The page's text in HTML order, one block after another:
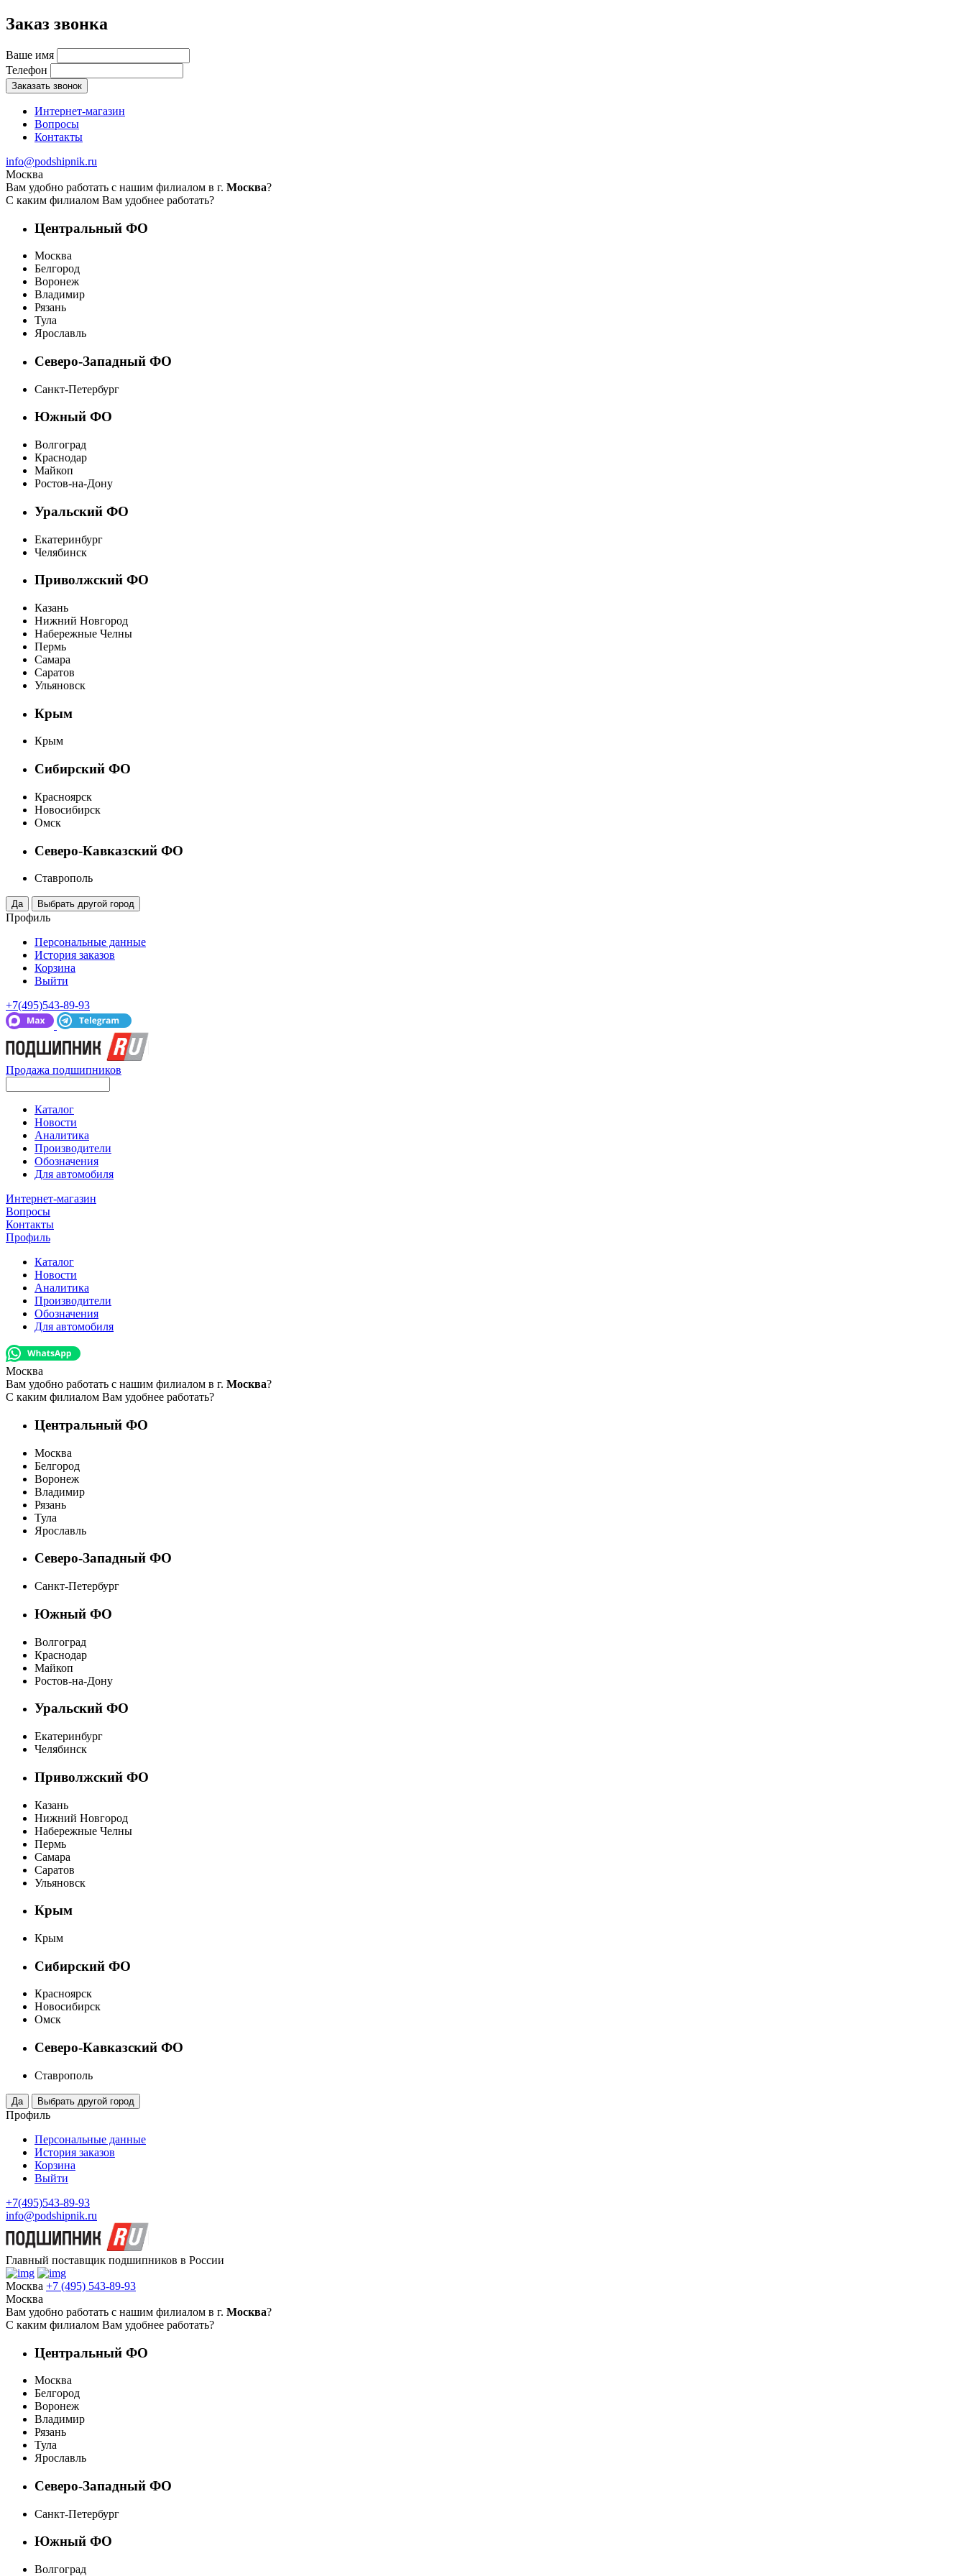
Заказ звонка
Ваше имя
Телефон
Заказать звонок
Интернет-магазин
Вопросы
Контакты
info@podshipnik.ru
Москва
Вам удобно работать с нашим филиалом в г. Москва?
С каким филиалом Вам удобнее работать?
Центральный ФО
Москва
Белгород
Воронеж
Владимир
Рязань
Тула
Ярославль
Северо-Западный ФО
Санкт-Петербург
Южный ФО
Волгоград
Краснодар
Майкоп
Ростов-на-Дону
Уральский ФО
Екатеринбург
Челябинск
Приволжский ФО
Казань
Нижний Новгород
Набережные Челны
Пермь
Самара
Саратов
Ульяновск
Крым
Крым
Сибирский ФО
Красноярск
Новосибирск
Омск
Северо-Кавказский ФО
Ставрополь
Профиль
Персональные данные
История заказов
Корзина
Выйти
+7(495)543-89-93
Продажа подшипников
Каталог
Новости
Аналитика
Производители
Обозначения
Для автомобиля
Интернет-магазин
Вопросы
Контакты
Профиль
Каталог
Новости
Аналитика
Производители
Обозначения
Для автомобиля
Москва
Вам удобно работать с нашим филиалом в г. Москва?
С каким филиалом Вам удобнее работать?
Центральный ФО
Москва
Белгород
Воронеж
Владимир
Рязань
Тула
Ярославль
Северо-Западный ФО
Санкт-Петербург
Южный ФО
Волгоград
Краснодар
Майкоп
Ростов-на-Дону
Уральский ФО
Екатеринбург
Челябинск
Приволжский ФО
Казань
Нижний Новгород
Набережные Челны
Пермь
Самара
Саратов
Ульяновск
Крым
Крым
Сибирский ФО
Красноярск
Новосибирск
Омск
Северо-Кавказский ФО
Ставрополь
Профиль
Персональные данные
История заказов
Корзина
Выйти
+7(495)543-89-93
info@podshipnik.ru
Главный поставщик подшипников в России
Москва +7 (495) 543-89-93
Москва
Вам удобно работать с нашим филиалом в г. Москва?
С каким филиалом Вам удобнее работать?
Центральный ФО
Москва
Белгород
Воронеж
Владимир
Рязань
Тула
Ярославль
Северо-Западный ФО
Санкт-Петербург
Южный ФО
Волгоград